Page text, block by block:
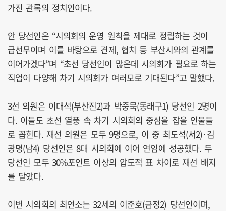
가진 관록의 정치인이다.
안 당선인은 “시의회의 운영 원칙을 제대로 정립하는 것이
급선무이며 이를 바탕으로 견제, 협치 등 부산시와의 관계를
이어가겠다”며 “초선 당선인이 많은데 시의회가 필요로 하는
직업이 다양해 차기 시의회가 여러모로 기대된다”고 말했다.
3선 의원은 이대석(부산진2)과 박중묵(동래구1) 당선인 2명이
다. 이들도 초선 열풍 속 차기 시의회의 중심을 잡을 인물들
로 꼽힌다. 재선 의원은 모두 9명으로, 이 중 최도석(서2)·김
광명(남4) 당선인은 8대 시의회에 이어 연임에 성공했다. 두
당선인 모두 30%포인트 이상의 압도적 표 차이로 재선 배지
를 달았다.
이번 시의회의 최연소는 32세의 이준호(금정2) 당선인이며,